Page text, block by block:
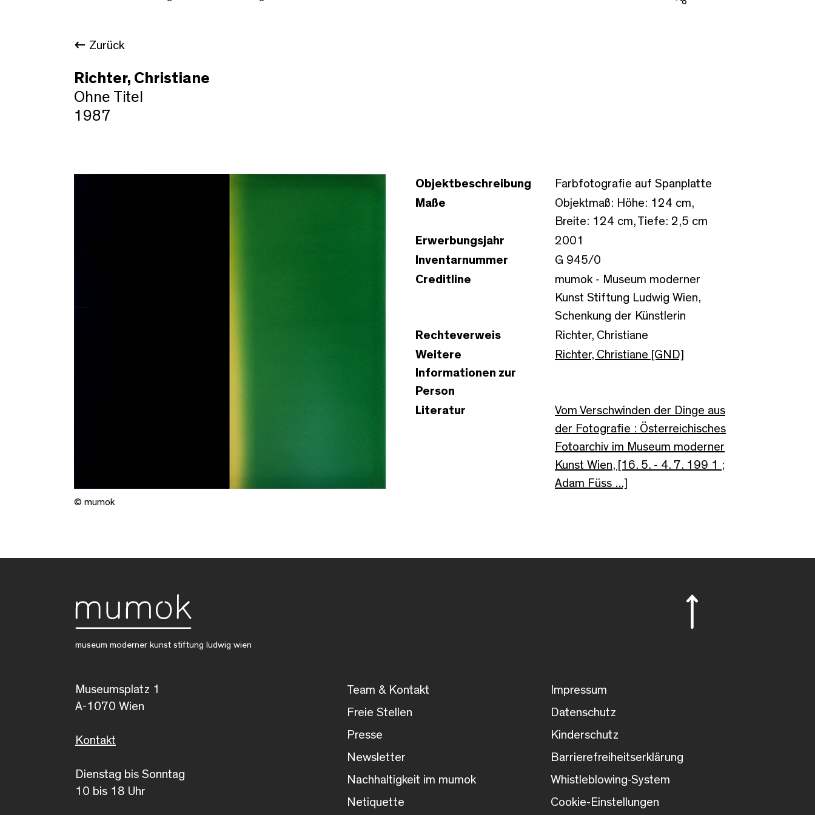
Zurück
Richter, Christiane
Ohne Titel
1987
© mumok
Objektbeschreibung
Farbfotografie auf Spanplatte
Maße
Objektmaß: Höhe: 124 cm,
Breite: 124 cm, Tiefe: 2,5 cm
Erwerbungsjahr
2001
Inventarnummer
G 945/0
Creditline
mumok - Museum moderner
Kunst Stiftung Ludwig Wien,
Schenkung der Künstlerin
Rechteverweis
Richter, Christiane
Weitere
Informationen zur
Person
Richter, Christiane [GND]
Literatur
Vom Verschwinden der Dinge aus
der Fotografie : Österreichisches
Fotoarchiv im Museum moderner
Kunst Wien, [16. 5. - 4. 7. 199 1 ;
Adam Füss ...]
museum moderner kunst stiftung ludwig wien
Museumsplatz 1
A-1070 Wien
Kontakt
Dienstag bis Sonntag
10 bis 18 Uhr
Team & Kontakt
Freie Stellen
Presse
Newsletter
Nachhaltigkeit im mumok
Netiquette
Impressum
Datenschutz
Kinderschutz
Barrierefreiheitserklärung
Whistleblowing-System
Cookie-Einstellungen